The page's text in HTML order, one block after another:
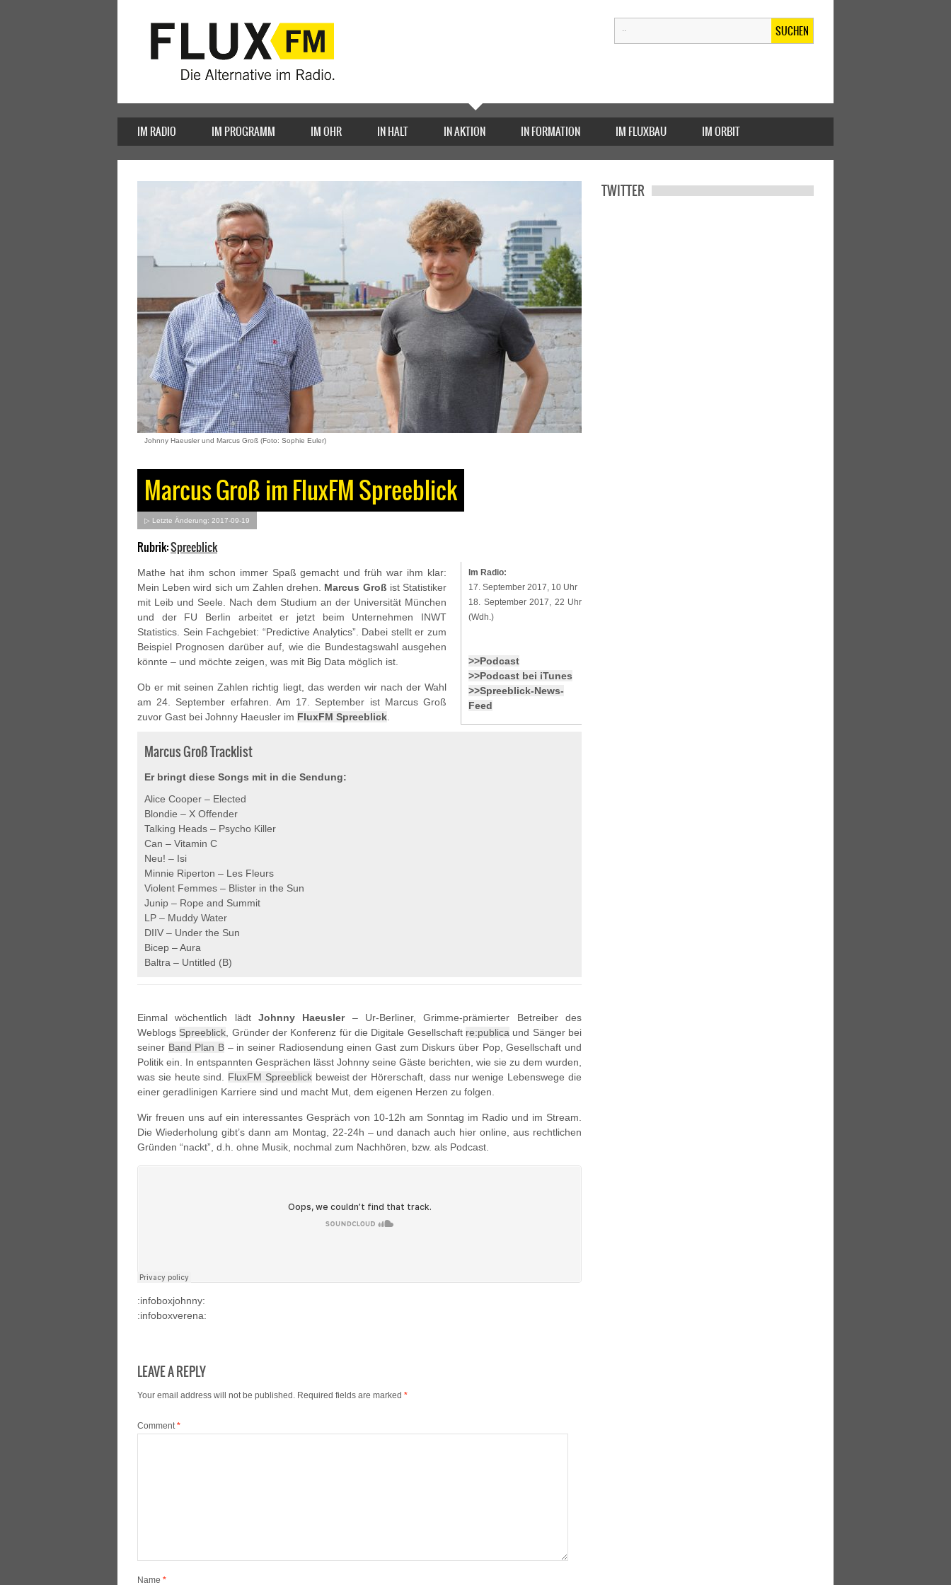
SUCHEN
IM RADIO IM PROGRAMM IM OHR IN HALT IN AKTION IN FORMATION IM FLUXBAU IM ORBIT
Johnny Haeusler und Marcus Groß (Foto: Sophie Euler)
Marcus Groß im FluxFM Spreeblick
▷ Letzte Änderung: 2017-09-19
Rubrik:Spreeblick
Im Radio:
17. September 2017, 10 Uhr
18. September 2017, 22 Uhr
(Wdh.)
>>Podcast
>>Podcast bei iTunes
>>Spreeblick-News-
Feed
Mathe hat ihm schon immer Spaß gemacht und früh war ihm klar:
Mein Leben wird sich um Zahlen drehen. Marcus Groß ist Statistiker
mit Leib und Seele. Nach dem Studium an der Universität München
und der FU Berlin arbeitet er jetzt beim Unternehmen INWT
Statistics. Sein Fachgebiet: “Predictive Analytics”. Dabei stellt er zum
Beispiel Prognosen darüber auf, wie die Bundestagswahl ausgehen
könnte – und möchte zeigen, was mit Big Data möglich ist.
Ob er mit seinen Zahlen richtig liegt, das werden wir nach der Wahl
am 24. September erfahren. Am 17. September ist Marcus Groß
zuvor Gast bei Johnny Haeusler im FluxFM Spreeblick
Marcus Groß Tracklist
Er bringt diese Songs mit in die Sendung:
Alice Cooper – Elected
Blondie – X Offender
Talking Heads – Psycho Killer
Can – Vitamin C
Neu! – Isi
Minnie Riperton – Les Fleurs
Violent Femmes – Blister in the Sun
Junip – Rope and Summit
LP – Muddy Water
DIIV – Under the Sun
Bicep – Aura
Baltra – Untitled (B)
Einmal wöchentlich lädt Johnny Haeusler– Ur-Berliner, Grimme-prämierter Betreiber des
Weblogs Spreeblick , Gründer der Konferenz für die Digitale Gesellschaft re:publica und Sänger bei
seiner Band Plan B – in seiner Radiosendung einen Gast zum Diskurs über Pop, Gesellschaft und
Politik ein. In entspannten Gesprächen lässt Johnny seine Gäste berichten, wie sie zu dem wurden,
was sie heute sind. FluxFM Spreeblickbeweist der Hörerschaft, dass nur wenige Lebenswege die
einer geradlinigen Karriere sind und macht Mut, dem eigenen Herzen zu folgen.
Wir freuen uns auf ein interessantes Gespräch von 10-12h am Sonntag im Radio und im Stream.
Die Wiederholung gibt’s dann am Montag, 22-24h – und danach auch hier online, aus rechtlichen
Gründen “nackt”, d.h. ohne Musik, nochmal zum Nachhören, bzw. als Podcast.
:infoboxjohnny:
:infoboxverena:
LEAVE A REPLY
Your email address will not be published. Required fields are marked *
Comment*
Name *
TWITTER